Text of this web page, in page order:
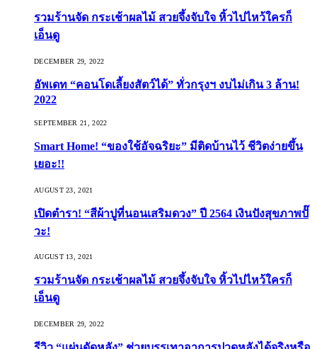
รวมร้านจัด กระเช้าผลไม้ สวยจึ้งจับใจ หิ้วไปไหว้ใครก็
เอ็นดู
DECEMBER 29, 2022
อัพเดท “คอนโดเลี้ยงสัตว์ได้” ทั่วกรุงฯ งบไม่เกิน 3 ล้าน!
2022
SEPTEMBER 21, 2022
Smart Home! “ของใช้อัจฉริยะ” มีติดบ้านไว้ ชีวิตง่ายขึ้น
เยอะ!!
AUGUST 23, 2021
เปิดตำรา! “สีผ้าปูที่นอนเสริมดวง” ปี 2564 เงินปังสุขภาพปั๊
วะ!
AUGUST 13, 2021
รวมร้านจัด กระเช้าผลไม้ สวยจึ้งจับใจ หิ้วไปไหว้ใครก็
เอ็นดู
DECEMBER 29, 2022